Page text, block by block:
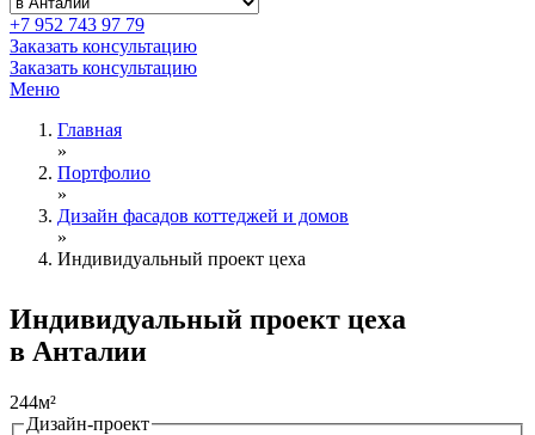
+7 952 743 97 79
Заказать консультацию
Заказать консультацию
Меню
Главная
»
Портфолио
»
Дизайн фасадов коттеджей и домов
»
Индивидуальный проект цеха
Индивидуальный проект цеха
в Анталии
244м²
Дизайн-проект